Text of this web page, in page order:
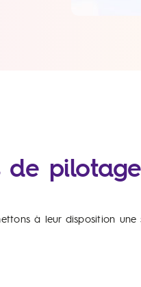
de pilotage
à leur disposition